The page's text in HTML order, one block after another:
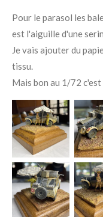
Pour le parasol les
est l'aiguille d'une
Je vais ajouter du
tissu.
Mais bon au 1/72